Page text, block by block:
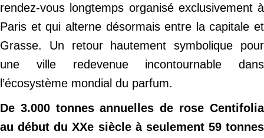
rendez-vous longtemps organisé exclusivement à
Paris et qui alterne désormais entre la capitale et
Grasse. Un retour hautement symbolique pour
une ville redevenue incontournable dans
l’écosystème mondial du parfum.
De 3.000 tonnes annuelles de rose Centifolia
au début du XXe siècle à seulement 59 tonnes